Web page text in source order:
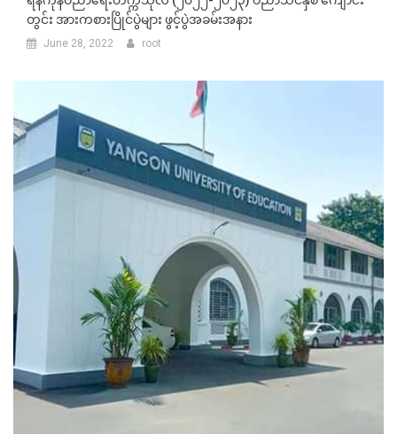
တွင်း အားကစားပြိုင်ပွဲများ ဖွင့်ပွဲအခမ်းအနား
June 28, 2022 root